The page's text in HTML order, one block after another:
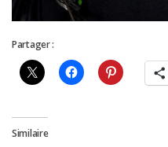
Partager :
Similaire